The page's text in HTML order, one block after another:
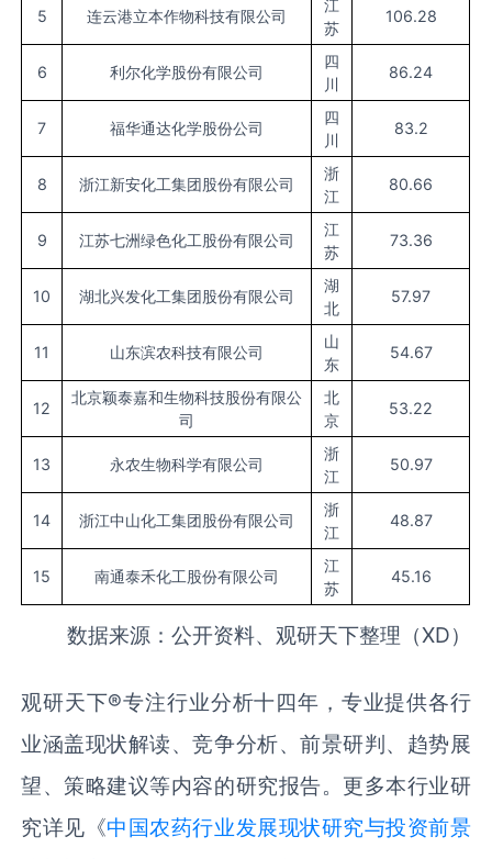
5 连云港立本作物科技有限公司
江
苏
106.28
6 利尔化学股份有限公司
四
川
86.24
7 福华通达化学股份公司
四
川
83.2
8 浙江新安化工集团股份有限公司
浙
江
80.66
9 江苏七洲绿色化工股份有限公司
江
苏
73.36
10 湖北兴发化工集团股份有限公司
湖
北
57.97
11 山东滨农科技有限公司
山
东
54.67
12
北京颖泰嘉和生物科技股份有限公
司
北
京
53.22
13 永农生物科学有限公司
浙
江
50.97
14 浙江中山化工集团股份有限公司
浙
江
48.87
15 南通泰禾化工股份有限公司
江
苏
45.16
数据来源：公开资料、观研天下整理（XD）
观研天下®专注行业分析十四年，专业提供各行
业涵盖现状解读、竞争分析、前景研判、趋势展
望、策略建议等内容的研究报告。更多本行业研
究详见《中国农药行业发展现状研究与投资前景